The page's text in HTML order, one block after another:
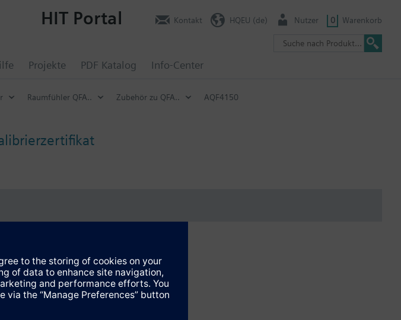
Projekte PDF Katalog Info-Center
HIT Portal Kontakt HQEU (de) Nutzer 0 Warenkorb
Raumfühler QFA.. Zubehör zu QFA.. AQF4150